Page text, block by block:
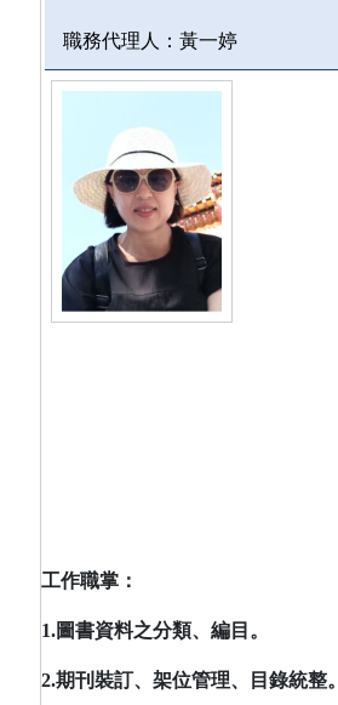
職務代理人： 黃一婷
工作職掌：
1.圖書資料之分類、編目。
2.期刊裝訂、架位管理、目錄統整。